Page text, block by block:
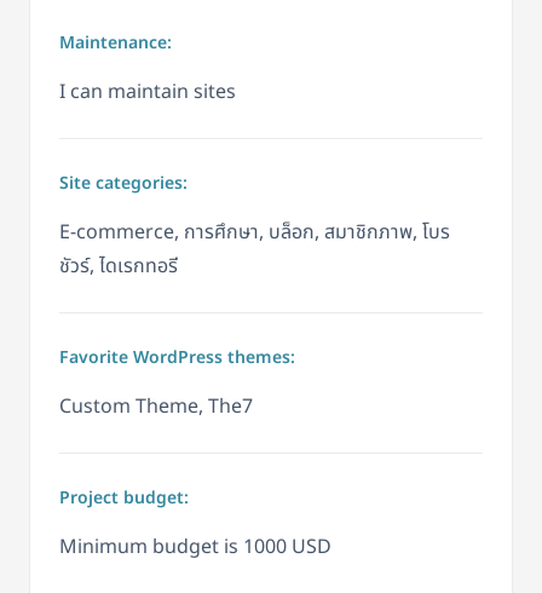
Maintenance:
I can maintain sites
Site categories:
E-commerce, การศึกษา, บล็อก, สมาชิกภาพ, โบร
ชัวร์, ไดเรกทอรี
Favorite WordPress themes:
Custom Theme, The7
Project budget:
Minimum budget is 1000 USD